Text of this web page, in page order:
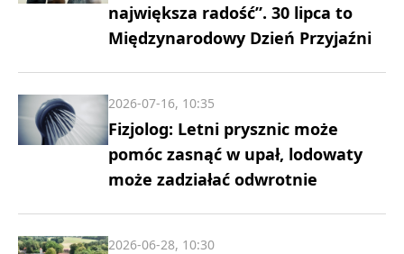
największa radość”. 30 lipca to
Międzynarodowy Dzień Przyjaźni
Fizjolog: Letni prysznic może
pomóc zasnąć w upał, lodowaty
może zadziałać odwrotnie
2026-07-16, 10:35
2026-06-28, 10:30